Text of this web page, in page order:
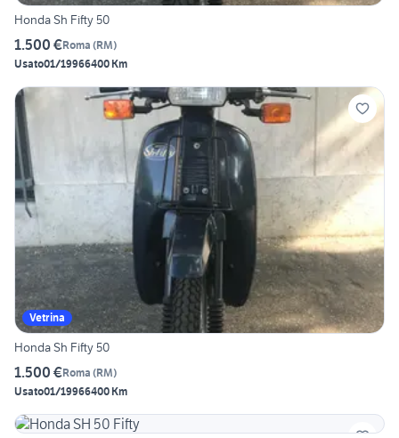
Honda Sh Fifty 50
1.500 €Roma (RM)
Usato01/19966400 Km
Vetrina
Honda Sh Fifty 50
1.500 €Roma (RM)
Usato01/19966400 Km